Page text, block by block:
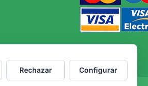
Rechazar Configurar